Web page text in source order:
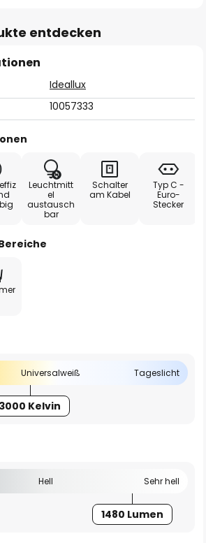
entdecken
Ideallux
10057333
Leuchtmitt
el
austausch
bar
Schalter
am Kabel
Typ C -
Euro-
Stecker
Universalweiß Tageslicht
3000 Kelvin
Hell Sehr hell
1480 Lumen